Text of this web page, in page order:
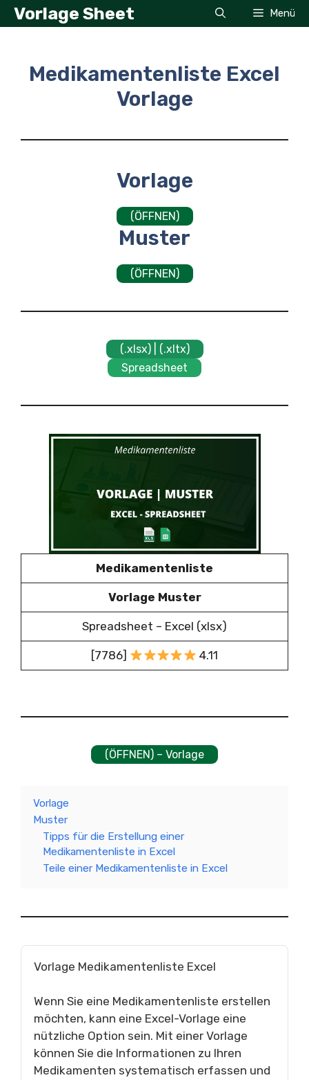
Zum
Inhalt
Vorlage Sheet Menü
Medikamentenliste Excel
Vorlage
Vorlage
(ÖFFNEN)
Muster
(ÖFFNEN)
(.xlsx) | (.xltx)
Spreadsheet
Medikamentenliste
Vorlage Muster
Spreadsheet – Excel (xlsx)
[7786] 4.11
(ÖFFNEN) – Vorlage
Vorlage
Muster
Tipps für die Erstellung einer
Medikamentenliste in Excel
Teile einer Medikamentenliste in Excel
Vorlage Medikamentenliste Excel
Wenn Sie eine Medikamentenliste erstellen
möchten, kann eine Excel-Vorlage eine
nützliche Option sein. Mit einer Vorlage
können Sie die Informationen zu Ihren
Medikamenten systematisch erfassen und